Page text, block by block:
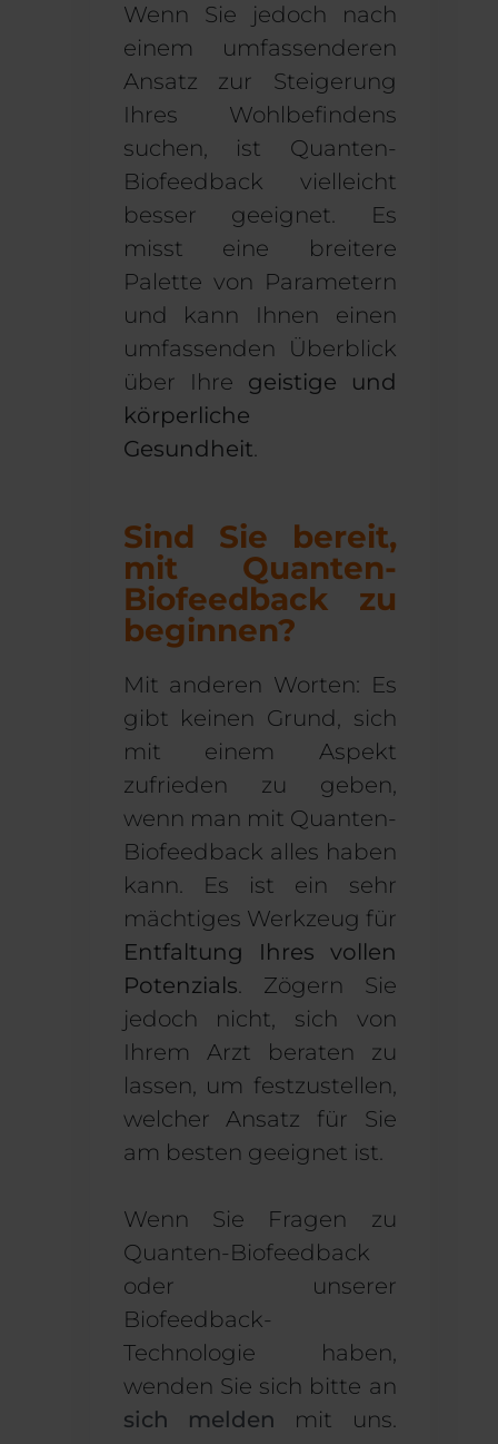
Wenn Sie jedoch nach
einem umfassenderen
Ansatz zur Steigerung
Ihres Wohlbefindens
suchen, ist Quanten-
Biofeedback vielleicht
besser geeignet. Es
misst eine breitere
Palette von Parametern
und kann Ihnen einen
umfassenden Überblick
über Ihre geistige und
körperliche
Gesundheit.
Sind Sie bereit,
mit Quanten-
Biofeedback zu
beginnen?
Mit anderen Worten: Es
gibt keinen Grund, sich
mit einem Aspekt
zufrieden zu geben,
wenn man mit Quanten-
Biofeedback alles haben
kann. Es ist ein sehr
mächtiges Werkzeug für
Entfaltung Ihres vollen
Potenzials. Zögern Sie
jedoch nicht, sich von
Ihrem Arzt beraten zu
lassen, um festzustellen,
welcher Ansatz für Sie
am besten geeignet ist.
Wenn Sie Fragen zu
Quanten-Biofeedback
oder unserer
Biofeedback-
Technologie haben,
wenden Sie sich bitte an
sich melden mit uns.